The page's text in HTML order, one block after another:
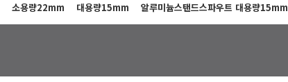
소용량22mm 대용량15mm 알루미늄스탠드스파우트 대용량15mm